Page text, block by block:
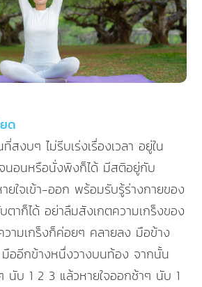
ด
สงบๆ ไม่รีบเร่งเรื่องเวลา อยู่ใน
นอนหรือนั่งพิงก็ได้ มีสติอยู่กับ
ใจเข้า-ออก พร้อมรับรู้ร่างกายของ
ตาก็ได้ อย่าลืมสังเกตความเกร็งของ
ามเกร็งก็ค่อยๆ คลายลง มือข้าง
ออีกข้างหนึ่งวางบนท้อง จากนั้น
นับ 1 2 3 แล้วหายใจออกช้าๆ นับ 1